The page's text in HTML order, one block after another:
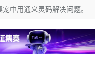
中用通义灵码解决问题。